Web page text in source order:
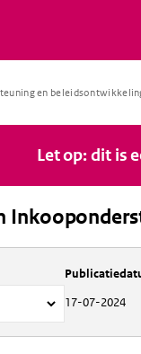
en
Let op: dit is
17-07-2024